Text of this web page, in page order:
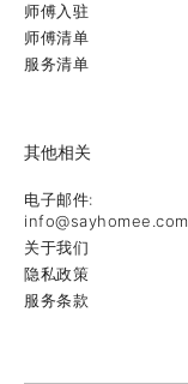
师傅入驻
师傅清单
服务清单
其他相关
电子邮件:
info@sayhomee.com
关于我们
隐私政策
服务条款